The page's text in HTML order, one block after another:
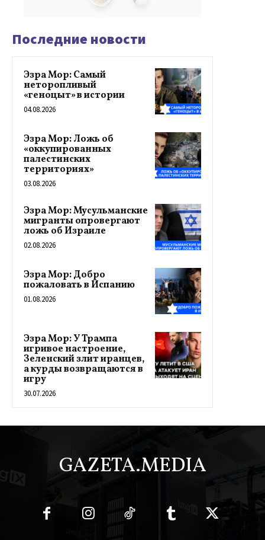
Последние новости
Эзра Мор: Самый
неторопливый
«геноцыт» в истории
04.08.2026
Эзра Мор: Ложь об
«оккупированных
палестинских
территориях»
03.08.2026
Эзра Мор: Мусульманские
мигранты опровергают
ложь об Израиле
02.08.2026
Эзра Мор: Добро
пожаловать в Испанию
01.08.2026
Эзра Мор: У Трампа
игривое настроение,
Зеленский злит иранцев,
а курды возвращаются в
игру
30.07.2026
GAZETA.MEDIA